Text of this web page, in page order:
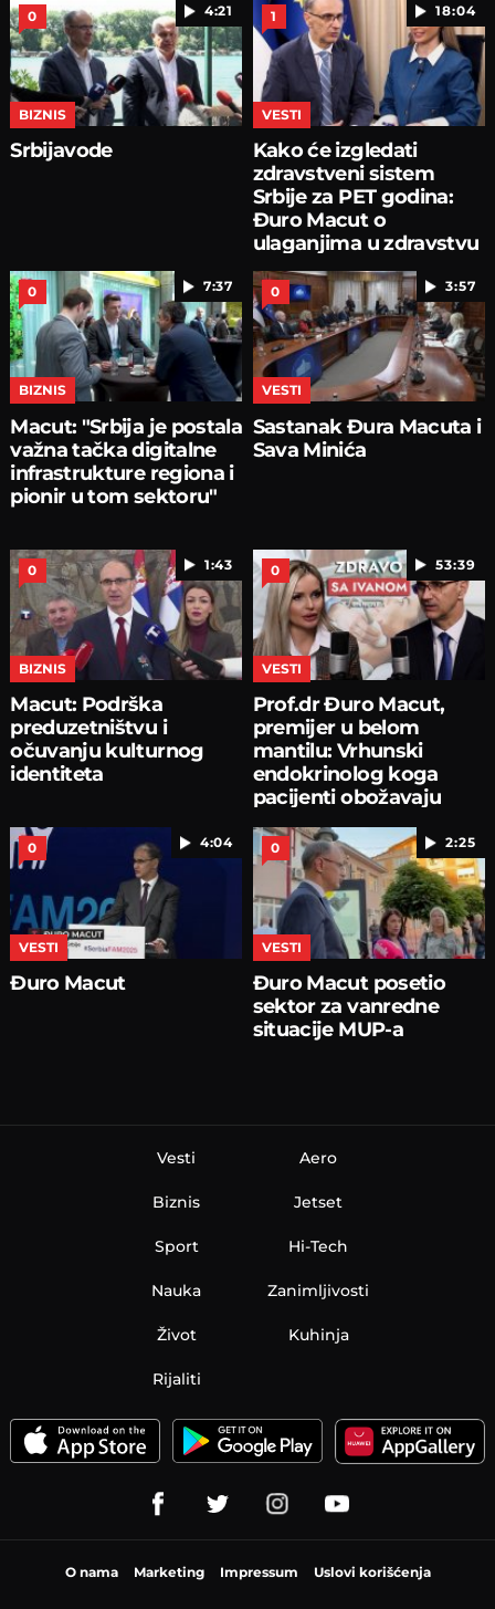
4:21
0
BIZNIS
Srbijavode
18:04
1
VESTI
Kako će izgledati
zdravstveni sistem
Srbije za PET godina:
Đuro Macut o
ulaganjima u zdravstvu
7:37
0
BIZNIS
Macut: "Srbija je postala
važna tačka digitalne
infrastrukture regiona i
pionir u tom sektoru"
3:57
0
VESTI
Sastanak Đura Macuta i
Sava Minića
1:43
0
BIZNIS
Macut: Podrška
preduzetništvu i
očuvanju kulturnog
identiteta
53:39
0
VESTI
Prof.dr Đuro Macut,
premijer u belom
mantilu: Vrhunski
endokrinolog koga
pacijenti obožavaju
4:04
0
VESTI
Đuro Macut
2:25
0
VESTI
Đuro Macut posetio
sektor za vanredne
situacije MUP-a
Vesti
Biznis
Sport
Nauka
Aero
Jetset
Hi-Tech
Zanimljivosti
Život Kuhinja
Rijaliti
O nama Marketing Impressum Uslovi korišćenja